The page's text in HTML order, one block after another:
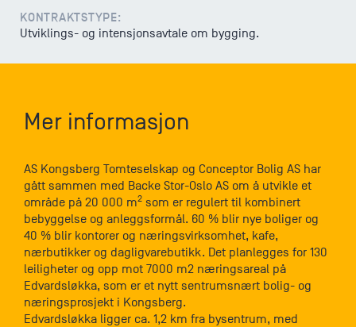
KONTRAKTSTYPE:
Utviklings- og intensjonsavtale om bygging.
Mer informasjon
AS Kongsberg Tomteselskap og Conceptor Bolig AS har
gått sammen med Backe Stor-Oslo AS om å utvikle et
område på 20 000 m2 som er regulert til kombinert
bebyggelse og anleggsformål. 60 % blir nye boliger og
40 % blir kontorer og næringsvirksomhet, kafe,
nærbutikker og dagligvarebutikk. Det planlegges for 130
leiligheter og opp mot 7000 m2 næringsareal på
Edvardsløkka, som er et nytt sentrumsnært bolig- og
næringsprosjekt i Kongsberg.
Edvardsløkka ligger ca. 1,2 km fra bysentrum, med